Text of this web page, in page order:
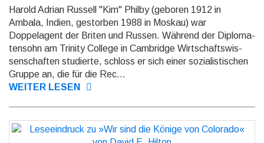
Harold Adrian Russell "Kim" Philby (geboren 1912 in
Ambala, Indien, ge­stor­ben 1988 in Moskau) war
Doppelagent der Briten und Russen. Während der Di­plo­ma­
ten­sohn am Trinity College in Cambridge Wirt­schafts­wis­
sen­schaf­ten studierte, schloss er sich einer sozialistischen
Gruppe an, die für die Rec...
WEITER LESEN